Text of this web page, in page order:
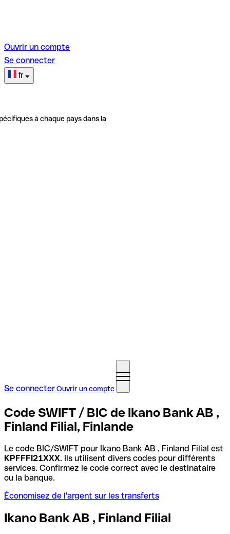
Ouvrir un compte
Se connecter
fr
à chaque pays dans la
Se connecterOuvrir un compte
Code SWIFT / BIC de Ikano Bank AB ,
Finland Filial, Finlande
Le code BIC/SWIFT pour Ikano Bank AB , Finland Filial est
KPFFFI21XXX. Ils utilisent divers codes pour différents
services. Confirmez le code correct avec le destinataire
ou la banque.
Économisez de l'argent sur les transferts
Ikano Bank AB , Finland Filial